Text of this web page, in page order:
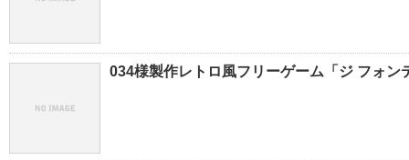
034様製作レトロ風フリーゲーム「ジ フォン